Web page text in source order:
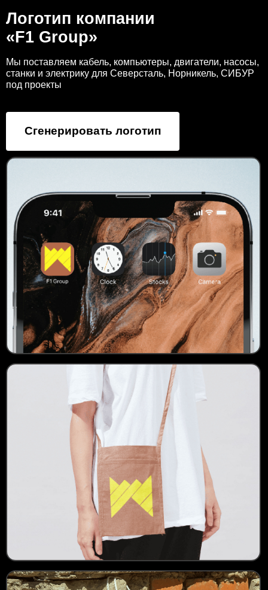
Логотип компании
«F1 Group»
Мы поставляем кабель, компьютеры, двигатели, насосы,
станки и электрику для Северсталь, Норникель, СИБУР
под проекты
Сгенерировать логотип